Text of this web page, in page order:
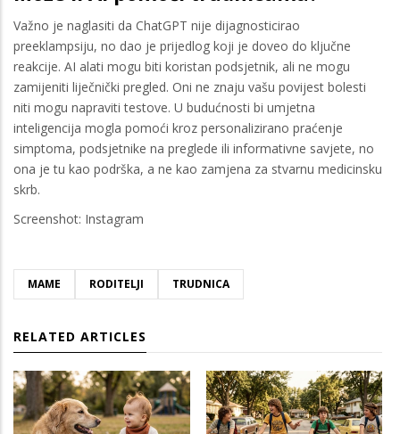
Važno je naglasiti da ChatGPT nije dijagnosticirao
preeklampsiju, no dao je prijedlog koji je doveo do ključne
reakcije. AI alati mogu biti koristan podsjetnik, ali ne mogu
zamijeniti liječnički pregled. Oni ne znaju vašu povijest bolesti
niti mogu napraviti testove. U budućnosti bi umjetna
inteligencija mogla pomoći kroz personalizirano praćenje
simptoma, podsjetnike na preglede ili informativne savjete, no
ona je tu kao podrška, a ne kao zamjena za stvarnu medicinsku
skrb.
Screenshot: Instagram
MAME RODITELJI TRUDNICA
RELATED ARTICLES